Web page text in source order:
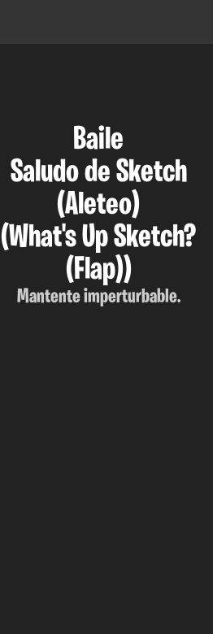
Baile
Saludo de Sketch
(Aleteo)
(What's Up Sketch?
(Flap))
Mantente imperturbable.